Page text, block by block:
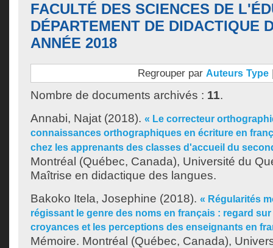
FACULTÉ DES SCIENCES DE
DÉPARTEMENT DE DIDACTIQUE
ANNÉE 2018
Regrouper par Auteurs Type
Nombre de documents archivés : 11.
Annabi, Najat (2018). « Le correcteur
connaissances orthographiques en écriture en
chez les apprenants des classes d'accueil du
Montréal (Québec, Canada), Université du
Maîtrise en didactique des langues.
Bakoko Itela, Josephine (2018). « Régularités
régissant le genre des noms en français : regard
croyances et les perceptions des enseignants en
Mémoire. Montréal (Québec, Canada),